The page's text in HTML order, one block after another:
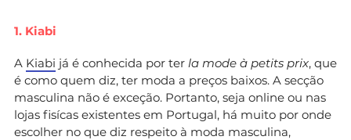
1. Kiabi
A Kiabi já é conhecida por ter la mode à petits prix, que
é como quem diz, ter moda a preços baixos. A secção
masculina não é exceção. Portanto, seja online ou nas
lojas fisícas existentes em Portugal, há muito por onde
escolher no que diz respeito à moda masculina,